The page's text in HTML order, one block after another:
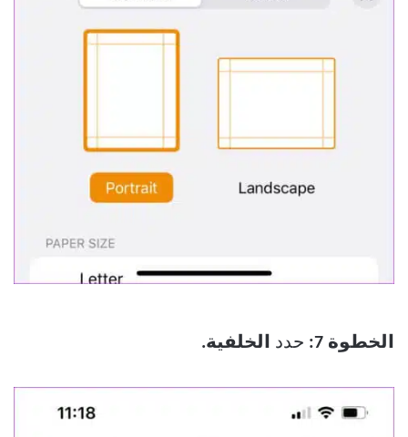
الخطوة 7: حدد الخلفية.